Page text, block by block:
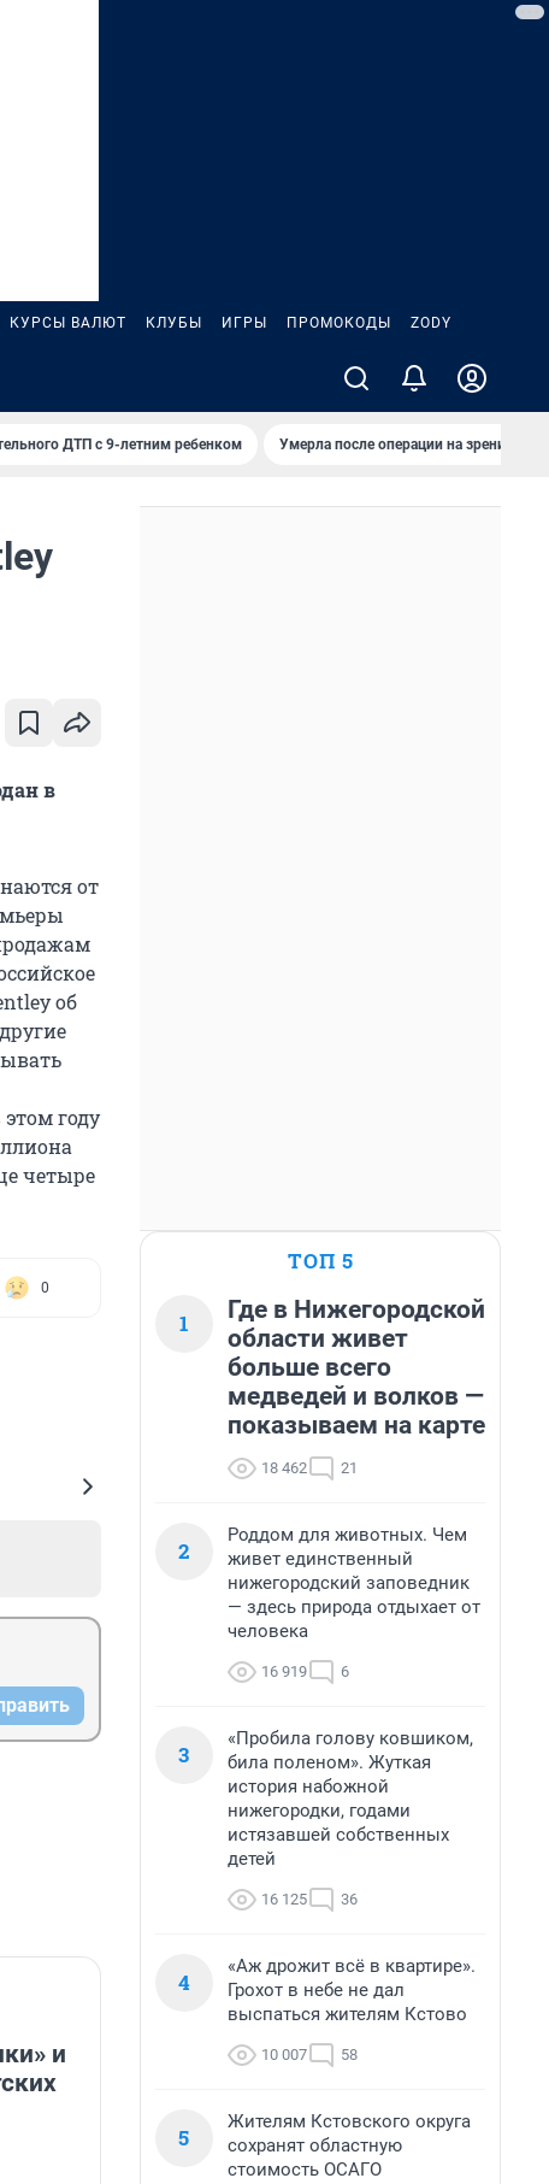
КУРСЫ ВАЛЮТ КЛУБЫ ИГРЫ ПРОМОКОДЫ ZODY
ДТП с 9-летним ребенком Умерла после операции на зрение
в
от
об
году
четыре
0
и
ТОП 5
1
Где в Нижегородской
области живет
больше всего
медведей и волков —
показываем на карте
18 462 21
2
Роддом для животных. Чем
живет единственный
нижегородский заповедник
— здесь природа отдыхает от
человека
16 919 6
3
«Пробила голову ковшиком,
била поленом». Жуткая
история набожной
нижегородки, годами
истязавшей собственных
детей
16 125 36
4
«Аж дрожит всё в квартире».
Грохот в небе не дал
выспаться жителям Кстово
10 007 58
5
Жителям Кстовского округа
сохранят областную
стоимость ОСАГО